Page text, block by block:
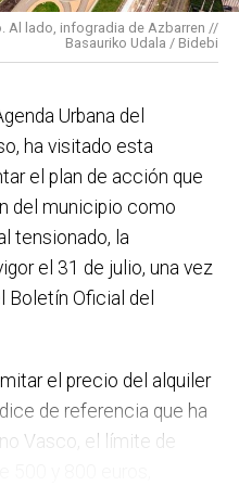
de Actuación Energética,
y la instalación de
hacen de Basauri un
para el futuro.
en acciones de
destacan el diseño de
junto con un Plan de
Altas Temperaturas,
hemos sufrido.
que se construirá en
y que es una apuesta
elemento más de apoyo
Al lado, infogradia de Azbarren //
Basauriko Udala / Bidebi
Urbana del
ha visitado esta
el plan de acción que
del municipio como
tensionado, la
el 31 de julio, una vez
Boletín Oficial del
el precio del alquiler
de referencia que ha
Vasco, el límite de